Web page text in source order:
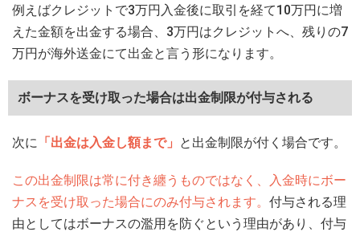
例えばクレジットで3万円入金後に取引を経て10万円に増
えた金額を出金する場合、3万円はクレジットへ、残りの7
万円が海外送金にて出金と言う形になります。
ボーナスを受け取った場合は出金制限が付与される
次に 「出金は入金し額まで」 と出金制限が付く場合です。
この出金制限は常に付き纏うものではなく、入金時にボー
ナスを受け取った場合にのみ付与されます。 付与される理
由としてはボーナスの濫用を防ぐという理由があり、付与